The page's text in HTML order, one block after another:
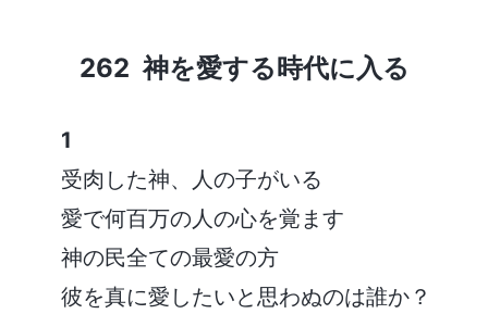
262 神を愛する時代に入る
1
受肉した神、人の子がいる
愛で何百万の人の心を覚ます
神の民全ての最愛の方
彼を真に愛したいと思わぬのは誰か？